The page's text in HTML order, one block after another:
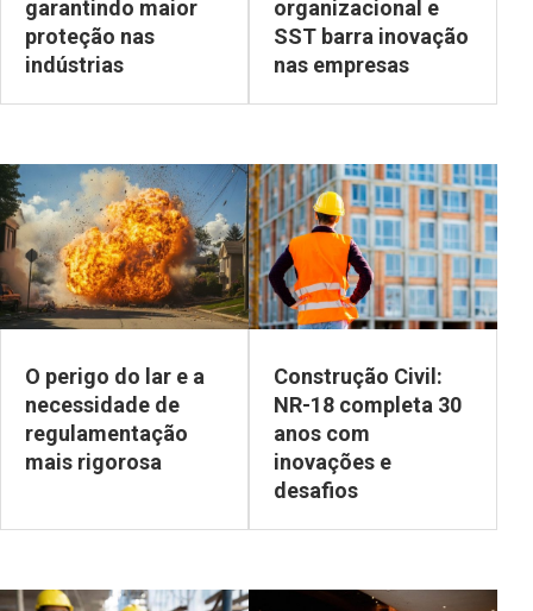
garantindo maior
proteção nas
indústrias
organizacional e
SST barra inovação
nas empresas
O perigo do lar e a
necessidade de
regulamentação
mais rigorosa
Construção Civil:
NR-18 completa 30
anos com
inovações e
desafios